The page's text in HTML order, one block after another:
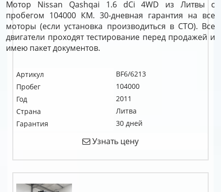
Мотор Nissan Qashqai 1.6 dCi 4WD из Литвы с
пробегом 104000 КМ. 30-дневная гарантия на все
моторы (если установка производиться в СТО). Все
двигатели проходят тестирование перед продажей и
имею пакет документов.
Артикул
BF6/6213
Пробег
104000
Год
2011
Страна
Литва
Гарантия
30 дней
Узнать цену